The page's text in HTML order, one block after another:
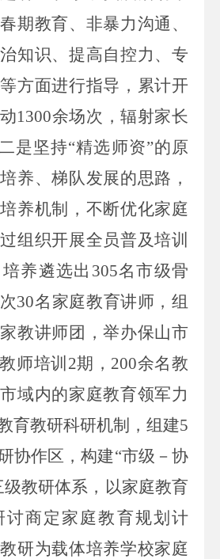
期教育、非暴力沟通、
知识、提高自控力、专
方面进行指导 ，累计开
1300余场次，辐射家长
是坚持“精选师资”的原
养、梯队发展的思路，
养机制
， 不断优化家庭
组织开展全员普及培训
养遴选出 305名市级骨
30名家庭教育讲师， 组
教讲师团，举办保山市
师培训 2期， 200余名教
市域内的家庭教育领军力
育教研科研机制 ， 组建5
协作区，构建“市级－协
级教研体系 ， 以家庭教育
讨商定家庭教育规划计
研为载体培养学校家庭